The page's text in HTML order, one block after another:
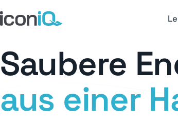
Saubere
aus einer